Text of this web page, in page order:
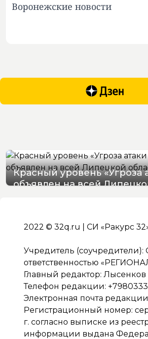
Воронежские новости
Красный уровень «Угроза
объявлен на всей
2022 © 32q.ru | СИ «Ракурс
Учредитель
ответственностью
Главный редактор: Лысенков
Телефон редакции:
Электронная почта
Регистрационный номер:
г. согласно выписке из
информации выдана